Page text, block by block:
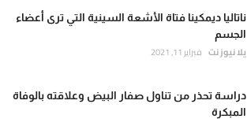
ناتاليا ديمكينا فتاة الأشعة السينية التي ترى أعضاء
الجسم
يلا نيوز نت فبراير 11, 2021
دراسة تحذر من تناول صفار البيض وعلاقته بالوفاة
المبكرة